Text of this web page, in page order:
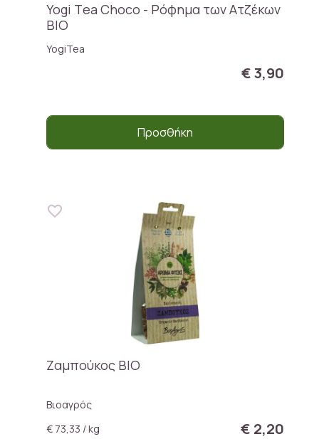
Yogi Τea Choco - Ρόφημα των Ατζέκων
BIO
YogiTea
€ 3,90
Προσθήκη
Ζαμπούκος ΒΙΟ
Βιοαγρός
€ 73,33 / kg
€ 2,20